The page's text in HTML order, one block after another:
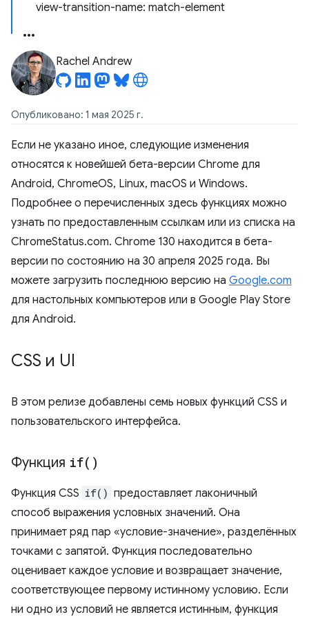
view-transition-name: match-element
Rachel Andrew
Опубликовано: 1 мая 2025 г.
Если не указано иное, следующие изменения
относятся к новейшей бета-версии Chrome для
Android, ChromeOS, Linux, macOS и Windows.
Подробнее о перечисленных здесь функциях можно
узнать по предоставленным ссылкам или из списка на
ChromeStatus.com. Chrome 130 находится в бета-
версии по состоянию на 30 апреля 2025 года. Вы
можете загрузить последнюю версию на Google.com
для настольных компьютеров или в Google Play Store
для Android.
CSS и UI
В этом релизе добавлены семь новых функций CSS и
пользовательского интерфейса.
Функция if( )
Функция CSS if() предоставляет лаконичный
способ выражения условных значений. Она
принимает ряд пар «условие-значение», разделённых
точками с запятой. Функция последовательно
оценивает каждое условие и возвращает значение,
соответствующее первому истинному условию. Если
ни одно из условий не является истинным, функция